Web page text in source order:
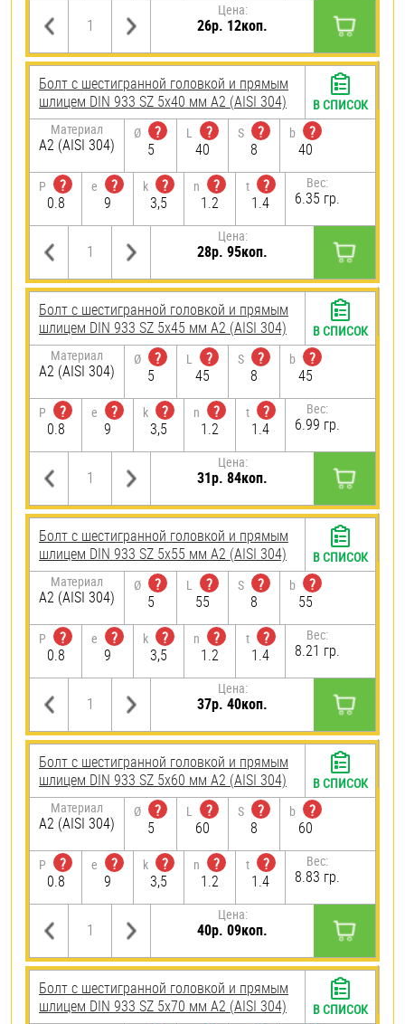
Цена:
26р. 12коп.
Болт с шестигранной головкой и прямым
шлицем DIN 933 SZ 5х40 мм А2 (AISI 304)
Материал
А2 (AISI 304)
Ø
?
5
L
?
40
S
?
8
b
?
40
P
?
0.8
e
?
9
k
?
3,5
n
?
1.2
t
?
1.4
Вес:
6.35 гр.
Цена:
28р. 95коп.
В СПИСОК
Болт с шестигранной головкой и прямым
шлицем DIN 933 SZ 5х45 мм А2 (AISI 304)
Материал
А2 (AISI 304)
Ø
?
5
L
?
45
S
?
8
b
?
45
P
?
0.8
e
?
9
k
?
3,5
n
?
1.2
t
?
1.4
Вес:
6.99 гр.
Цена:
31р. 84коп.
В СПИСОК
Болт с шестигранной головкой и прямым
шлицем DIN 933 SZ 5х55 мм А2 (AISI 304)
Материал
А2 (AISI 304)
Ø
?
5
L
?
55
S
?
8
b
?
55
P
?
0.8
e
?
9
k
?
3,5
n
?
1.2
t
?
1.4
Вес:
8.21 гр.
Цена:
37р. 40коп.
В СПИСОК
Болт с шестигранной головкой и прямым
шлицем DIN 933 SZ 5х60 мм А2 (AISI 304)
Материал
А2 (AISI 304)
Ø
?
5
L
?
60
S
?
8
b
?
60
P
?
0.8
e
?
9
k
?
3,5
n
?
1.2
t
?
1.4
Вес:
8.83 гр.
Цена:
40р. 09коп.
В СПИСОК
Болт с шестигранной головкой и прямым
шлицем DIN 933 SZ 5х70 мм А2 (AISI 304)
В СПИСОК